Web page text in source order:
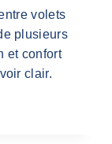
volets
plusieurs
et confort
clair.